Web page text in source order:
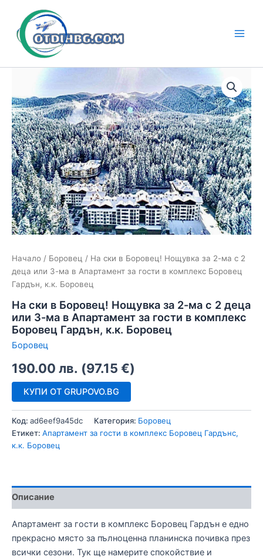
content
Начало / Боровец / На ски в Боровец! Нощувка за 2-ма с 2
деца или 3-ма в Апартамент за гости в комплекс Боровец
Гардън, к.к. Боровец
На ски в Боровец! Нощувка за 2-ма с 2 деца
или 3-ма в Апартамент за гости в комплекс
Боровец Гардън, к.к. Боровец
Боровец
190.00 лв. (97.15 €)
КУПИ ОТ GRUPOVO.BG
Код: ad6eef9a45dc Категория: Боровец
Етикет: Апартамент за гости в комплекс Боровец Гардънс,
к.к. Боровец
Описание
Апартамент за гости в комплекс Боровец Гардън е едно
прекрасно място за пълноценна планинска почивка през
всички сезони. Тук ще намерите спокойствие и